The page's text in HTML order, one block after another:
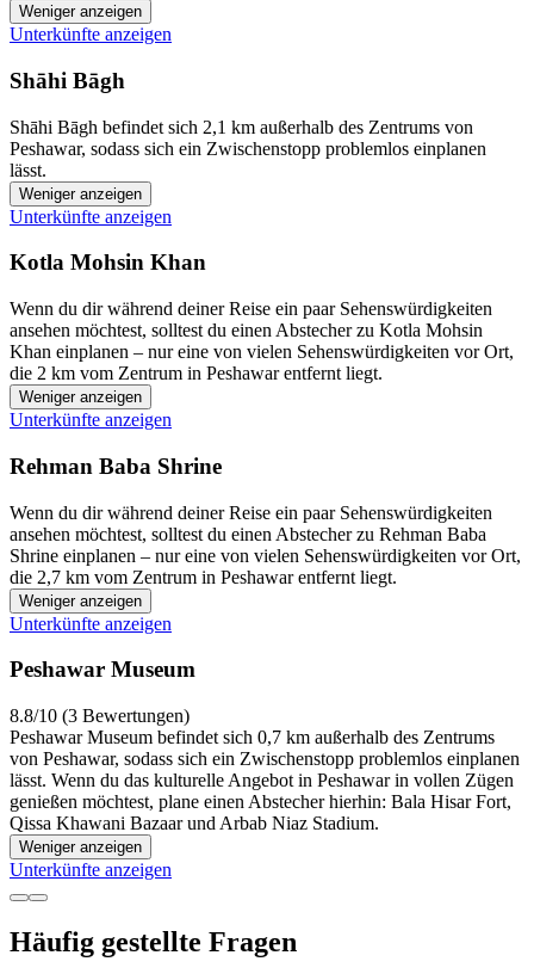
Weniger anzeigen
Unterkünfte anzeigen
Shāhi Bāgh
Shāhi Bāgh befindet sich 2,1 km außerhalb des Zentrums von
Peshawar, sodass sich ein Zwischenstopp problemlos einplanen
lässt.
Weniger anzeigen
Unterkünfte anzeigen
Kotla Mohsin Khan
Wenn du dir während deiner Reise ein paar Sehenswürdigkeiten
ansehen möchtest, solltest du einen Abstecher zu Kotla Mohsin
Khan einplanen – nur eine von vielen Sehenswürdigkeiten vor Ort,
die 2 km vom Zentrum in Peshawar entfernt liegt.
Weniger anzeigen
Unterkünfte anzeigen
Rehman Baba Shrine
Wenn du dir während deiner Reise ein paar Sehenswürdigkeiten
ansehen möchtest, solltest du einen Abstecher zu Rehman Baba
Shrine einplanen – nur eine von vielen Sehenswürdigkeiten vor Ort,
die 2,7 km vom Zentrum in Peshawar entfernt liegt.
Weniger anzeigen
Unterkünfte anzeigen
Peshawar Museum
8.8/10 (3 Bewertungen)
Peshawar Museum befindet sich 0,7 km außerhalb des Zentrums
von Peshawar, sodass sich ein Zwischenstopp problemlos einplanen
lässt. Wenn du das kulturelle Angebot in Peshawar in vollen Zügen
genießen möchtest, plane einen Abstecher hierhin: Bala Hisar Fort,
Qissa Khawani Bazaar und Arbab Niaz Stadium.
Weniger anzeigen
Unterkünfte anzeigen
Häufig gestellte Fragen